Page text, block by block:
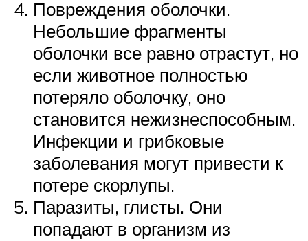
Повреждения оболочки.
Небольшие фрагменты
оболочки все равно отрастут, но
если животное полностью
потеряло оболочку, оно
становится нежизнеспособным.
Инфекции и грибковые
заболевания могут привести к
потере скорлупы.
Паразиты, глисты. Они
попадают в организм из